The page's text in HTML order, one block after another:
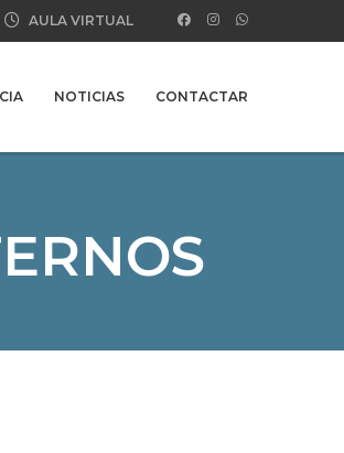
AULA VIRTUAL
NOTICIAS CONTACTAR